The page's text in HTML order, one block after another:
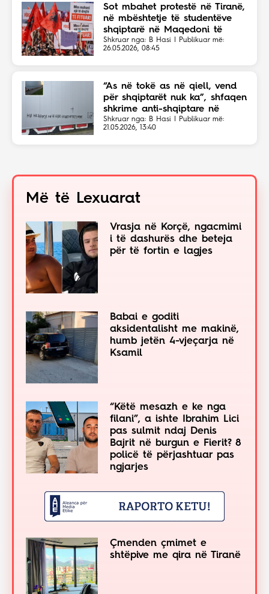
Sot mbahet protestë në Tiranë,
në mbështetje të studentëve
shqiptarë në Maqedoni të
Veriut
Shkruar nga: B Hasi | Publikuar më:
26.05.2026, 08:45
“As në tokë as në qiell, vend
për shqiptarët nuk ka”, shfaqen
shkrime anti-shqiptare në
Shkup
Shkruar nga: B Hasi | Publikuar më:
21.05.2026, 13:40
Më të Lexuarat
Vrasja në Korçë, ngacmimi
i të dashurës dhe beteja
për të fortin e lagjes
Babai e goditi
aksidentalisht me makinë,
humb jetën 4-vjeçarja në
Ksamil
“Këtë mesazh e ke nga
filani”, a ishte Ibrahim Lici
pas sulmit ndaj Denis
Bajrit në burgun e Fierit? 8
policë të përjashtuar pas
ngjarjes
Çmenden çmimet e
shtëpive me qira në Tiranë